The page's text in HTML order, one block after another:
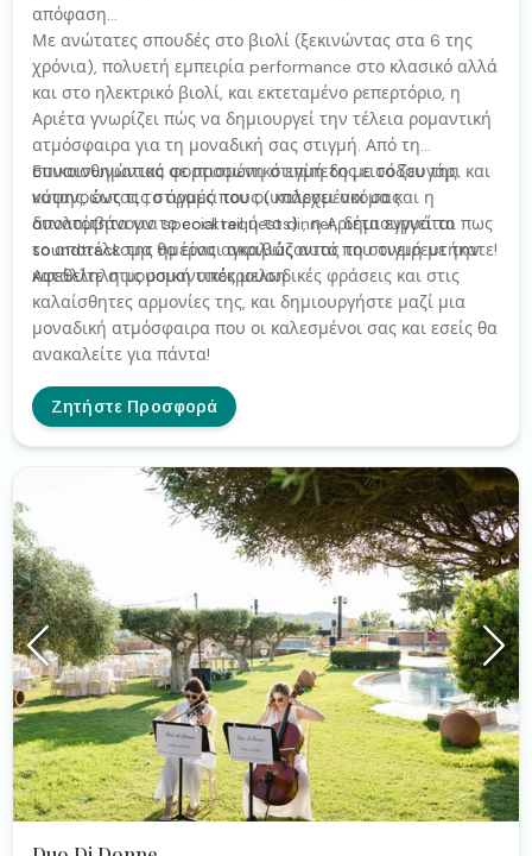
απόφαση...
Με ανώτατες σπουδές στο βιολί (ξεκινώντας στα 6 της
χρόνια), πολυετή εμπειρία performance στο κλασικό αλλά
και στο ηλεκτρικό βιολί, και εκτεταμένο ρεπερτόριο, η
Αριέτα γνωρίζει πώς να δημιουργεί την τέλεια ρομαντική
ατμόσφαιρα για τη μοναδική σας στιγμή. Από τη
συναισθηματικά φορτισμένη στιγμή της εισόδου της
νύφης, έως τις στιγμές που οι καλεσμένοι σας
απολαμβάνουν το cocktail ή το dinner, δημιουργεί το
soundtrack της ημέρας αγκαλιάζοντας τη στιγμή με την
κατάλληλη μουσική υπόκρουση.
Επικοινωνώντας σε προσωπικό επίπεδο με το ζευγάρι και
κατανοώντας το όραμά τους (υπάρχει ακόμα και η
δυνατότητα για special requests) , η Αριέτα εγγυάται πως
το αποτέλεσμα θα είναι ακριβώς αυτό που ονειρευτήκατε!
Αφεθείτε στις ρομαντικές μελωδικές φράσεις και στις
καλαίσθητες αρμονίες της, και δημιουργήστε μαζί μια
μοναδική ατμόσφαιρα που οι καλεσμένοι σας και εσείς θα
ανακαλείτε για πάντα!
Ζητήστε Προσφορά